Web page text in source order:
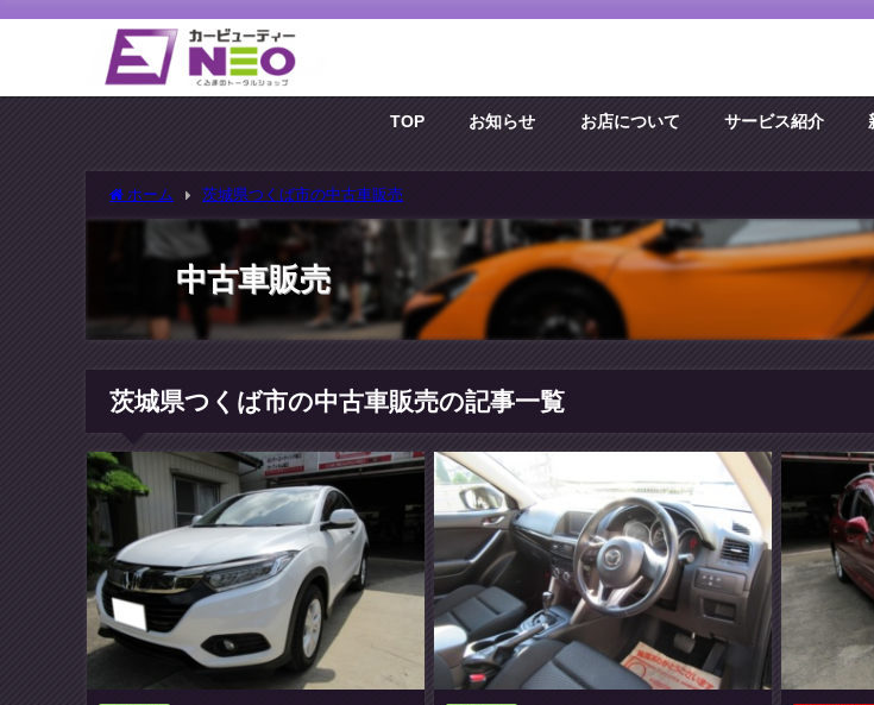
TOP お知らせ お店について サービス紹介
ホーム 茨城県つくば市の中古車販売
中古車販売
茨城県つくば市の中古車販売の記事一覧